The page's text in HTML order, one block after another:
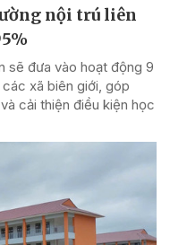
nội trú liên
sẽ đưa vào hoạt động 9
xã biên giới, góp
cải thiện điều kiện học